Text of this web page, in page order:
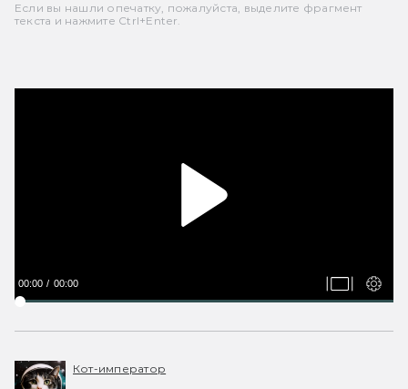
Если вы нашли опечатку, пожалуйста, выделите фрагмент
текста и нажмите Ctrl+Enter.
00:00 00:00
Кот-император